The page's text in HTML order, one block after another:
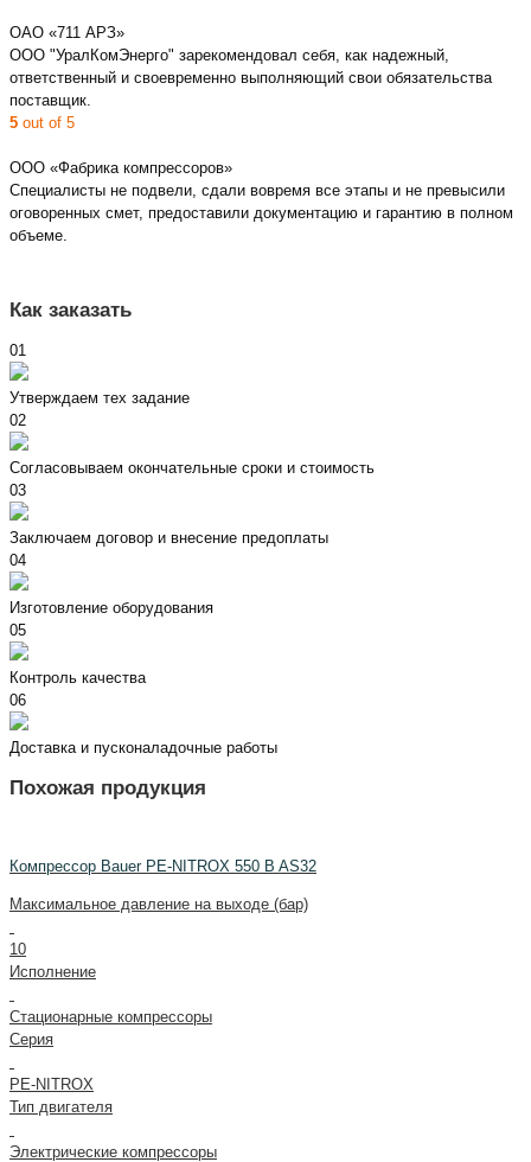
ОАО «711 АРЗ»
ООО "УралКомЭнерго" зарекомендовал себя, как надежный,
ответственный и своевременно выполняющий свои обязательства
поставщик.
5 out of 5
ООО «Фабрика компрессоров»
Специалисты не подвели, сдали вовремя все этапы и не превысили
оговоренных смет, предоставили документацию и гарантию в полном
объеме.
Как заказать
01
Утверждаем тех задание
02
Согласовываем окончательные сроки и стоимость
03
Заключаем договор и внесение предоплаты
04
Изготовление оборудования
05
Контроль качества
06
Доставка и пусконаладочные работы
Похожая продукция
Компрессор Bauer PE-NITROX 550 B AS32
Максимальное давление на выходе (бар)
10
Исполнение
Стационарные компрессоры
Серия
PE-NITROX
Тип двигателя
Электрические компрессоры